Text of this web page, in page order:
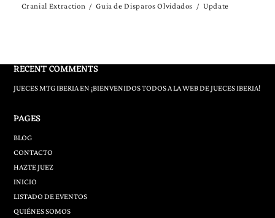
Cranial Extraction Guia de Disparos Olvidados Update
RECENT COMMENTS
JUECES MTG IBERIAEN ¡BIENVENIDOS TODOS A LA WEB DE JUECES IBERIA!
PAGES
BLOG
CONTACTO
HAZTE JUEZ
INICIO
LISTADO DE EVENTOS
QUIÉNES SOMOS